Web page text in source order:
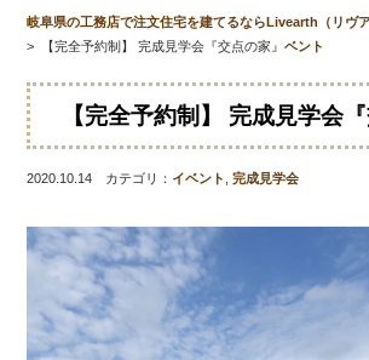
岐阜県の工務店で注文住宅を建てるならLivearth（リヴ
ベント
> 【完全予約制】 完成見学会『交点の家』
【完全予約制】 完成見学会『
2020.10.14 カテゴリ：イベント ,完成見学会